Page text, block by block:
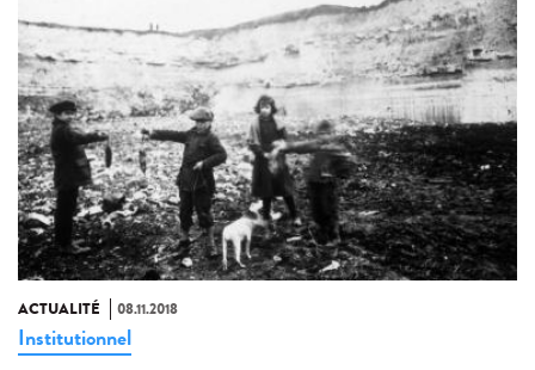
ACTUALITÉ 08.11.2018
Institutionnel